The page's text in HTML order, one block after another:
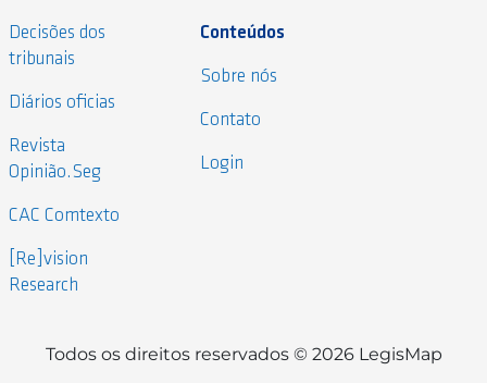
Decisões dos
tribunais
Diários oficias
Revista
Opinião.Seg
CAC Comtexto
[Re]vision
Research
Conteúdos
Sobre nós
Contato
Login
Todos os direitos reservados © 2026 LegisMap